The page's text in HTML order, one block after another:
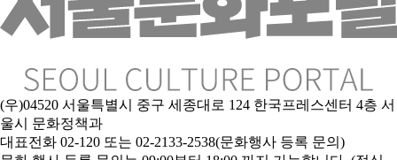
(우)04520 서울특별시 중구 세종대로 124 한국프레스센터 4층 서
울시 문화정책과
대표전화 02-120 또는 02-2133-2538(문화행사 등록 문의)